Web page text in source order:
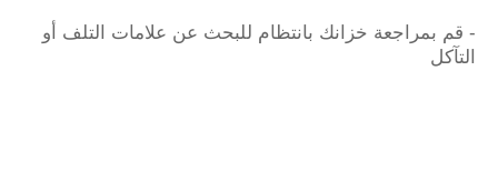
- قم بمراجعة خزانك بانتظام للبحث عن علامات التلف أو
التآكل